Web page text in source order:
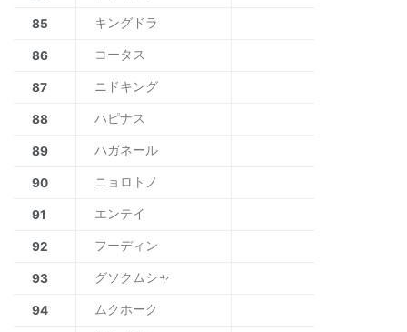
85 キングドラ
86 コータス
87 ニドキング
88 ハピナス
89 ハガネール
90 ニョロトノ
91 エンテイ
92 フーディン
93 グソクムシャ
94 ムクホーク